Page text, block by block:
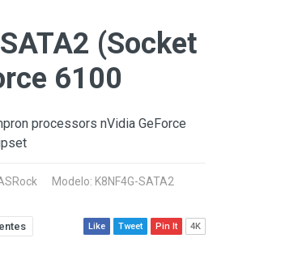
(Socket
6100
processors nVidia GeForce
Modelo: K8NF4G-SATA2
Like Tweet Pin It 4K